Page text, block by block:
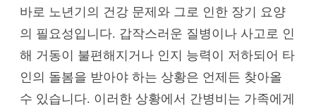
바로 노년기의 건강 문제와 그로 인한 장기 요양
의 필요성입니다. 갑작스러운 질병이나 사고로 인
해 거동이 불편해지거나 인지 능력이 저하되어 타
인의 돌봄을 받아야 하는 상황은 언제든 찾아올
수 있습니다. 이러한 상황에서 간병비는 가족에게